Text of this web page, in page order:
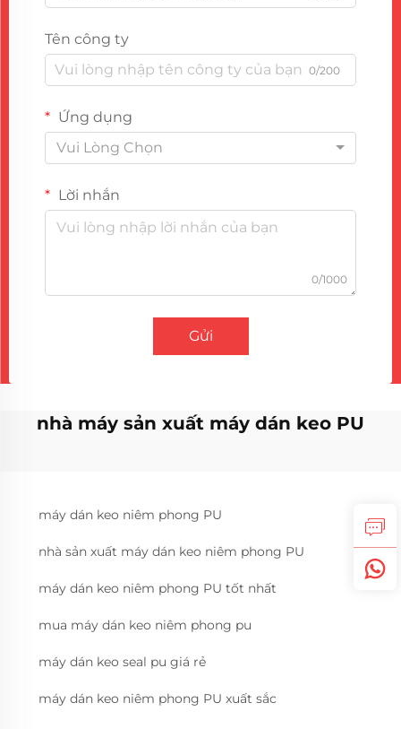
Tên công ty
0/200
Ứng dụng
Vui Lòng Chọn
Lời nhắn
0/1000
Gửi
nhà máy sản xuất máy dán keo PU
máy dán keo niêm phong PU
nhà sản xuất máy dán keo niêm phong PU
máy dán keo niêm phong PU tốt nhất
mua máy dán keo niêm phong pu
máy dán keo seal pu giá rẻ
máy dán keo niêm phong PU xuất sắc